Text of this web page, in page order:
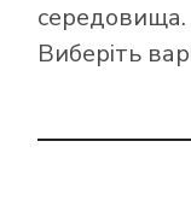
середовища.
Виберіть